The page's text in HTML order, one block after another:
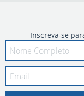
Inscreva-se